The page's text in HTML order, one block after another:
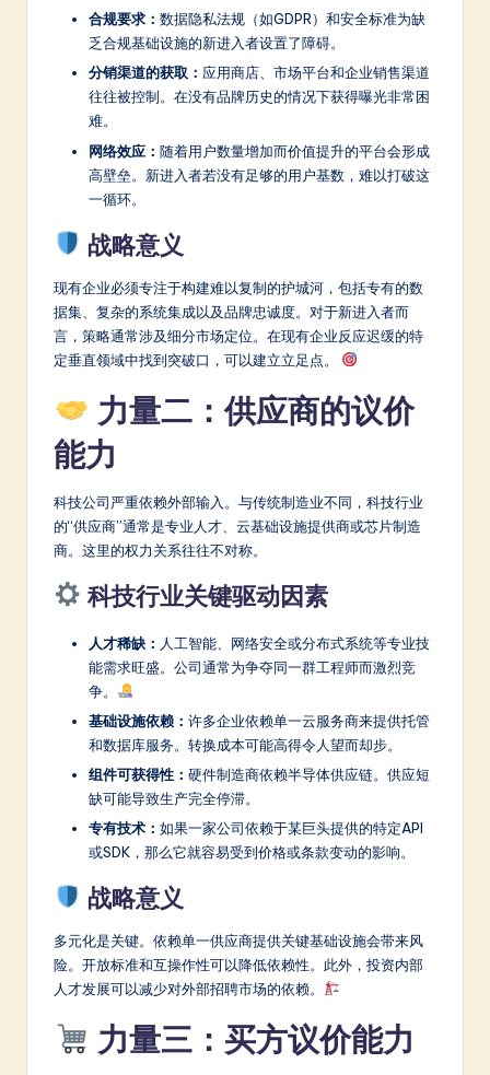
合规要求： 数据隐私法规（如GDPR）和安全标准为缺
乏合规基础设施的新进入者设置了障碍。
分销渠道的获取： 应用商店、市场平台和企业销售渠道
往往被控制。在没有品牌历史的情况下获得曝光非常困
难。
网络效应： 随着用户数量增加而价值提升的平台会形成
高壁垒。新进入者若没有足够的用户基数，难以打破这
一循环。
战略意义
现有企业必须专注于构建难以复制的护城河，包括专有的数
据集、复杂的系统集成以及品牌忠诚度。对于新进入者而
言，策略通常涉及细分市场定位。在现有企业反应迟缓的特
定垂直领域中找到突破口，可以建立立足点。
力量二：供应商的议价
能力
科技公司严重依赖外部输入。与传统制造业不同，科技行业
的“供应商”通常是专业人才、云基础设施提供商或芯片制造
商。这里的权力关系往往不对称。
科技行业关键驱动因素
人才稀缺： 人工智能、网络安全或分布式系统等专业技
能需求旺盛。公司通常为争夺同一群工程师而激烈竞
争。
基础设施依赖： 许多企业依赖单一云服务商来提供托管
和数据库服务。转换成本可能高得令人望而却步。
组件可获得性： 硬件制造商依赖半导体供应链。供应短
缺可能导致生产完全停滞。
专有技术： 如果一家公司依赖于某巨头提供的特定API
或SDK，那么它就容易受到价格或条款变动的影响。
战略意义
多元化是关键。依赖单一供应商提供关键基础设施会带来风
险。开放标准和互操作性可以降低依赖性。此外，投资内部
人才发展可以减少对外部招聘市场的依赖。
力量三：买方议价能力